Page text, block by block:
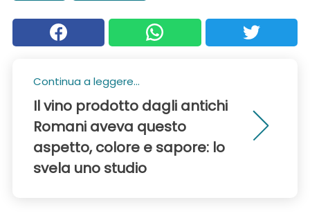
Continua a leggere...
Il vino prodotto dagli antichi
Romani aveva questo
aspetto, colore e sapore: lo
svela uno studio